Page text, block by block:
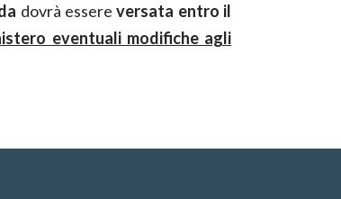
dovrà essereversata entro il
eventuali modifiche agli